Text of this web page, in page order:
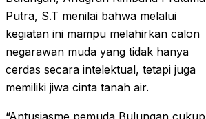
Putra, S.T menilai bahwa melalui
kegiatan ini mampu melahirkan calon
negarawan muda yang tidak hanya
cerdas secara intelektual, tetapi juga
memiliki jiwa cinta tanah air.